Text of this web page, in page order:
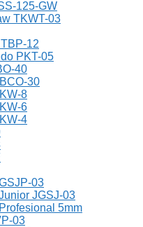
125-GW
TKWT-03
12
PKT-05
40
30
8
6
4
03
JGSJ-03
5mm
03